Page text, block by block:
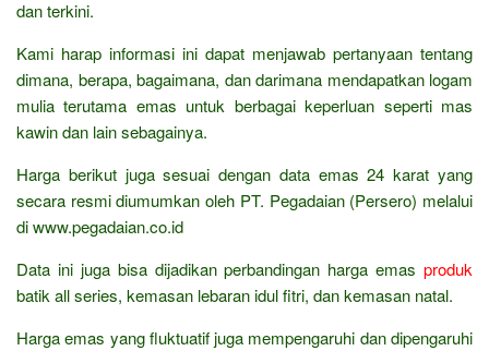
dan terkini.
Kami harap informasi ini dapat menjawab pertanyaan tentang
dimana, berapa, bagaimana, dan darimana mendapatkan logam
mulia terutama emas untuk berbagai keperluan seperti mas
kawin dan lain sebagainya.
Harga berikut juga sesuai dengan data emas 24 karat yang
secara resmi diumumkan oleh PT. Pegadaian (Persero) melalui
di www.pegadaian.co.id
Data ini juga bisa dijadikan perbandingan harga emas produk
batik all series, kemasan lebaran idul fitri, dan kemasan natal.
Harga emas yang fluktuatif juga mempengaruhi dan dipengaruhi